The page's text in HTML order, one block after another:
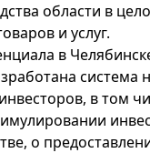
области в
и услуг.
в
в том
о